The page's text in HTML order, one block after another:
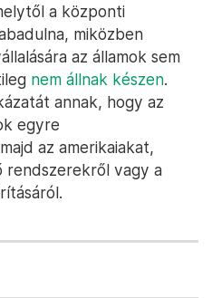
a központi
miközben
az államok sem
nem állnak készen.
annak, hogy az
egyre
az amerikaiakat,
rendszerekről vagy a